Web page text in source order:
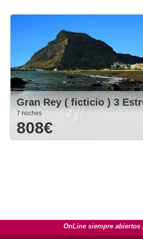
Gran Rey ( ficticio ) 3
7 noches
808€
OnLine siempre abiertos